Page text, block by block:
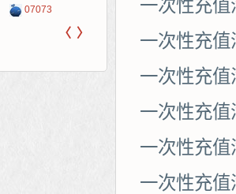
07073 网易
Cwan
5617网游网 一游网
〈 〉
一次性充
一次性充
一次性充
一次性充
一次性充
一次性充